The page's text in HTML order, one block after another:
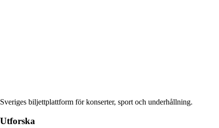
Sveriges biljettplattform för konserter, sport och underhållning.
Utforska